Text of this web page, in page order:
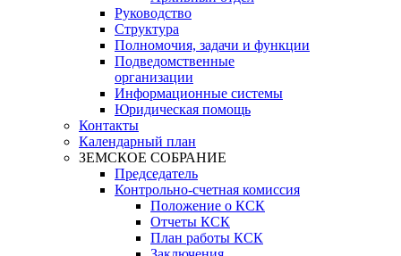
Руководство
Структура
Полномочия, задачи и функции
Подведомственные
организации
Информационные системы
Юридическая помощь
Контакты
Календарный план
ЗЕМСКОЕ СОБРАНИЕ
Председатель
Контрольно-счетная комиссия
Положение о КСК
Отчеты КСК
План работы КСК